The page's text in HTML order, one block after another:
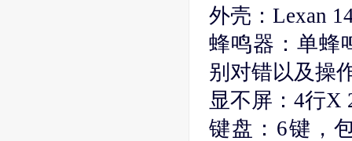
外壳：Lexan
蜂鸣器：单蜂
别对错以及操
显不屏：4行X
键盘：6键，